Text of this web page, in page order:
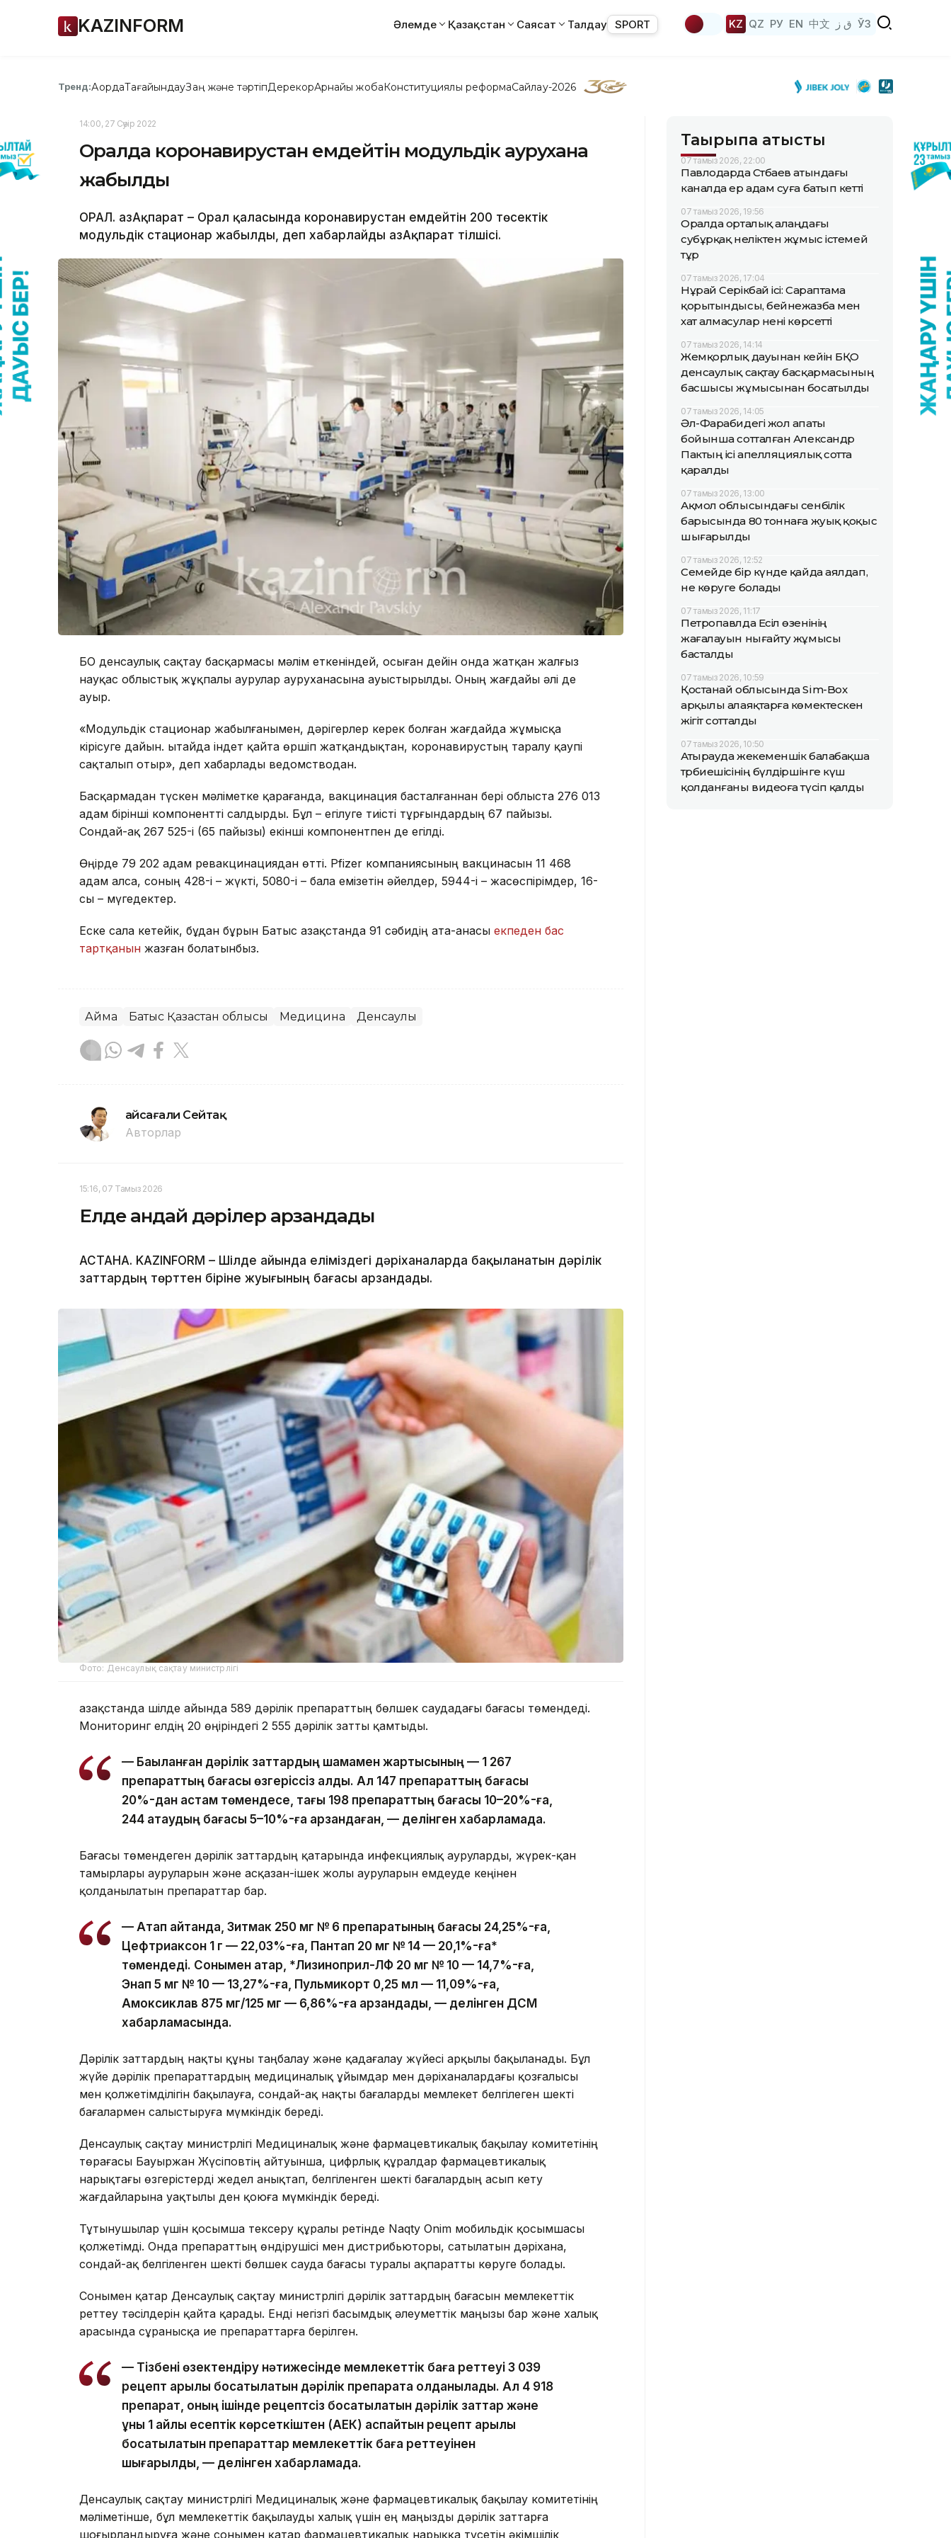
KAZINFORM Әлемде Қазақстан Саясат Талдау SPORT KZ QZ РУ EN 中文 ق ز ЎЗ
Тренд:АқордаТағайындауЗаң және тәртіпДерекқорАрнайы жобаКонституциялық реформаСайлау-2026
14:00, 27 Сәуір 2022
Оралда коронавирустан емдейтін модульдік аурухана
жабылды
ОРАЛ. ҚазАқпарат – Орал қаласында коронавирустан емдейтін 200 төсектік
модульдік стационар жабылды, деп хабарлайды ҚазАқпарат тілшісі.
БҚО денсаулық сақтау басқармасы мәлім еткеніндей, осыған дейін онда жатқан жалғыз
науқас облыстық жұқпалы аурулар ауруханасына ауыстырылды. Оның жағдайы әлі де
ауыр.
«Модульдік стационар жабылғанымен, дәрігерлер керек болған жағдайда жұмысқа
кірісуге дайын. Қытайда індет қайта өршіп жатқандықтан, коронавирустың таралу қаупі
сақталып отыр», деп хабарлады ведомстводан.
Басқармадан түскен мәліметке қарағанда, вакцинация басталғаннан бері облыста 276 013
адам бірінші компонентті салдырды. Бұл – егілуге тиісті тұрғындардың 67 пайызы.
Сондай-ақ 267 525-і (65 пайызы) екінші компонентпен де егілді.
Өңірде 79 202 адам ревакцинациядан өтті. Pfizer компаниясының вакцинасын 11 468
адам алса, соның 428-і – жүкті, 5080-і – бала емізетін әйелдер, 5944-і – жасөспірімдер, 16-
сы – мүгедектер.
Еске сала кетейік, бұдан бұрын Батыс Қазақстанда 91 сәбидің ата-анасы екпеден бас
тартқанын жазған болатынбыз.
Аймақ Батыс Қазақстан облысы Медицина Денсаулық
Ғайсағали Сейтақ
Авторлар
15:16, 07 Тамыз 2026
Елде қандай дәрілер арзандады
АСТАНА. KAZINFORM – Шілде айында еліміздегі дәріханаларда бақыланатын дәрілік
заттардың төрттен біріне жуығының бағасы арзандады.
Фото: Денсаулық сақтау министрлігі
Қазақстанда шілде айында 589 дәрілік препараттың бөлшек саудадағы бағасы төмендеді.
Мониторинг елдің 20 өңіріндегі 2 555 дәрілік затты қамтыды.
— Бақыланған дәрілік заттардың шамамен жартысының — 1 267
препараттың бағасы өзгеріссіз қалды. Ал 147 препараттың бағасы
20%-дан астам төмендесе, тағы 198 препараттың бағасы 10–20%-ға,
244 атаудың бағасы 5–10%-ға арзандаған, — делінген хабарламада.
Бағасы төмендеген дәрілік заттардың қатарында инфекциялық ауруларды, жүрек-қан
тамырлары ауруларын және асқазан-ішек жолы ауруларын емдеуде кеңінен
қолданылатын препараттар бар.
— Атап айтқанда, Зитмак 250 мг № 6 препаратының бағасы 24,25%-ға,
Цефтриаксон 1 г — 22,03%-ға, Пантап 20 мг № 14 — 20,1%-ға*
төмендеді. Сонымен қатар, *Лизиноприл-ЛФ 20 мг № 10 — 14,7%-ға,
Энап 5 мг № 10 — 13,27%-ға, Пульмикорт 0,25 мл — 11,09%-ға,
Амоксиклав 875 мг/125 мг — 6,86%-ға арзандады, — делінген ДСМ
хабарламасында.
Дәрілік заттардың нақты құны таңбалау және қадағалау жүйесі арқылы бақыланады. Бұл
жүйе дәрілік препараттардың медициналық ұйымдар мен дәріханалардағы қозғалысы
мен қолжетімділігін бақылауға, сондай-ақ нақты бағаларды мемлекет белгілеген шекті
бағалармен салыстыруға мүмкіндік береді.
Денсаулық сақтау министрлігі Медициналық және фармацевтикалық бақылау комитетінің
төрағасы Бауыржан Жүсіповтің айтуынша, цифрлық құралдар фармацевтикалық
нарықтағы өзгерістерді жедел анықтап, белгіленген шекті бағалардың асып кету
жағдайларына уақтылы ден қоюға мүмкіндік береді.
Тұтынушылар үшін қосымша тексеру құралы ретінде Naqty Onim мобильдік қосымшасы
қолжетімді. Онда препараттың өндірушісі мен дистрибьюторы, сатылатын дәріхана,
сондай-ақ белгіленген шекті бөлшек сауда бағасы туралы ақпаратты көруге болады.
Сонымен қатар Денсаулық сақтау министрлігі дәрілік заттардың бағасын мемлекеттік
реттеу тәсілдерін қайта қарады. Енді негізгі басымдық әлеуметтік маңызы бар және халық
арасында сұранысқа ие препараттарға берілген.
— Тізбені өзектендіру нәтижесінде мемлекеттік баға реттеуі 3 039
рецепт арқылы босатылатын дәрілік препаратқа қолданылады. Ал 4 918
препарат, оның ішінде рецептсіз босатылатын дәрілік заттар және
құны 1 айлық есептік көрсеткіштен (АЕК) аспайтын рецепт арқылы
босатылатын препараттар мемлекеттік баға реттеуінен
шығарылды, — делінген хабарламада.
Денсаулық сақтау министрлігі Медициналық және фармацевтикалық бақылау комитетінің
мәліметінше, бұл мемлекеттік бақылауды халық үшін ең маңызды дәрілік заттарға
шоғырландыруға және сонымен қатар фармацевтикалық нарыққа түсетін әкімшілік
Тақырыпқа қатысты
07 тамыз 2026, 22:00
Павлодарда Сәтбаев атындағы
каналда ер адам суға батып кетті
07 тамыз 2026, 19:56
Оралда орталық алаңдағы
субұрқақ неліктен жұмыс істемей
тұр
07 тамыз 2026, 17:04
Нұрай Серікбай ісі: Сараптама
қорытындысы, бейнежазба мен
хат алмасулар нені көрсетті
07 тамыз 2026, 14:14
Жемқорлық дауынан кейін БҚО
денсаулық сақтау басқармасының
басшысы жұмысынан босатылды
07 тамыз 2026, 14:05
Әл-Фарабидегі жол апаты
бойынша сотталған Александр
Пактың ісі апелляциялық сотта
қаралды
07 тамыз 2026, 13:00
Ақмол облысындағы сенбілік
барысында 80 тоннаға жуық қоқыс
шығарылды
07 тамыз 2026, 12:52
Семейде бір күнде қайда аялдап,
не көруге болады
07 тамыз 2026, 11:17
Петропавлда Есіл өзенінің
жағалауын нығайту жұмысы
басталды
07 тамыз 2026, 10:59
Қостанай облысында Sim-Box
арқылы алаяқтарға көмектескен
жігіт сотталды
07 тамыз 2026, 10:50
Атырауда жекеменшік балабақша
тәрбиешісінің бүлдіршінге күш
қолданғаны видеоға түсіп қалды